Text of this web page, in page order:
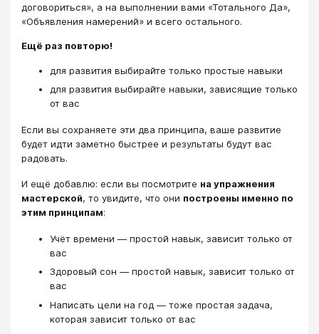
договориться», а на выполнении вами «Тотального Да»,
«Объявления намерений» и всего остального.
Ещё раз повторю!
для развития выбирайте только простые навыки
для развития выбирайте навыки, зависящие только
от вас
Если вы сохраняете эти два принципа, ваше развитие
будет идти заметно быстрее и результаты будут вас
радовать.
И ещё добавлю: если вы посмотрите на упражнения
мастерской, то увидите, что они построены именно по
этим принципам:
Учёт времени ― простой навык, зависит только от
вас
Здоровый сон ― простой навык, зависит только от
вас
Написать цели на год ― тоже простая задача,
которая зависит только от вас